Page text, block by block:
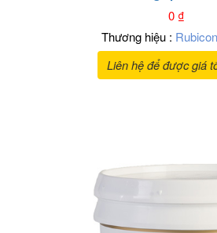
0₫
Thương hiệu :
Liên hệ để được giá